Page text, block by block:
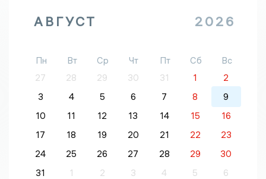
АВГУСТ 2026
Пн Вт Ср Чт Пт Сб
Вс
27
28 29 30 31 1
2
3
4 5 6 7 8
9
10
11 12 13 14 15
16
17
18 19 20 21 22
23
24
25 26 27 28 29
30
31
1 2 3 4 5 6